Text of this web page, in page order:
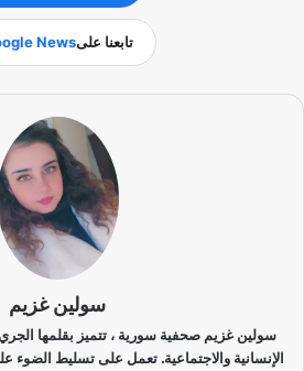
تابعنا علىNews
سولين غزيم
سولين غزيم صحفية سورية ، تتميز بقلمها
الإنسانية والاجتماعية. تعمل على تسليط